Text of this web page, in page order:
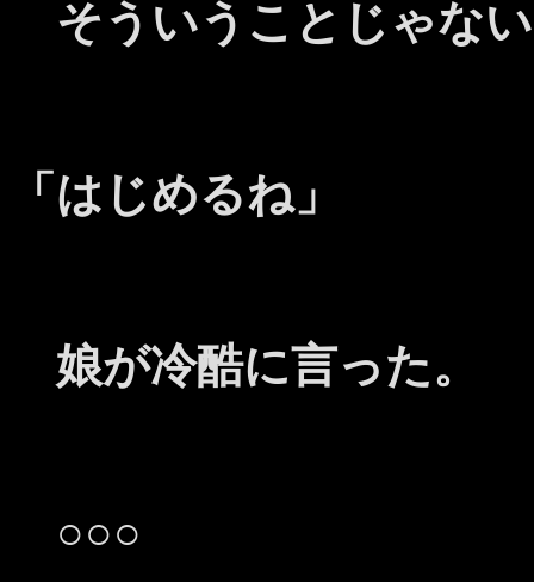
そういうことじゃな
「はじめるね」
娘が冷酷に言った。
○○○